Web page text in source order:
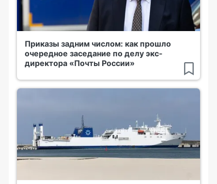
Приказы задним числом: как прошло
очередное заседание по делу экс-
директора «Почты России»